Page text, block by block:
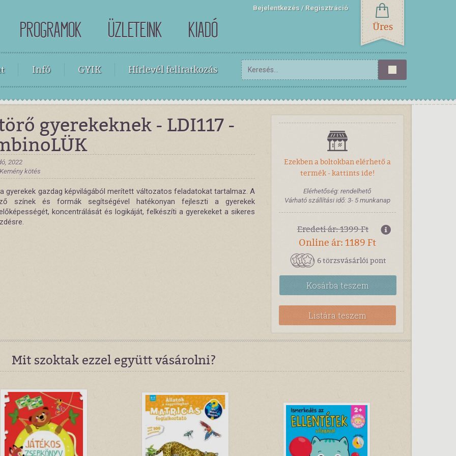
PROGRAMOK ÜZLETEINK KIADÓ
Bejelentkezés Regisztráció
Üres
Infó GYIK Hírlevél feliratkozás
gyerekeknek - LDI117 -
2022
kötés
gyerekek gazdag képvilágából merített változatos feladatokat tartalmaz. A
színek és formák segítségével hatékonyan fejleszti a gyerekek
koncentrálását és logikáját, felkészíti a gyerekeket a sikeres
Ezekben a boltokban elérhető a
termék - kattints ide!
Elérhetőség: rendelhető
Várható szállítási idő: 3- 5 munkanap
Eredeti ár: 1399 Ft
Online ár: 1189 Ft
6 törzsvásárlói pont
Kosárbateszem
Listára teszem
Mit szoktak ezzel együtt vásárolni?